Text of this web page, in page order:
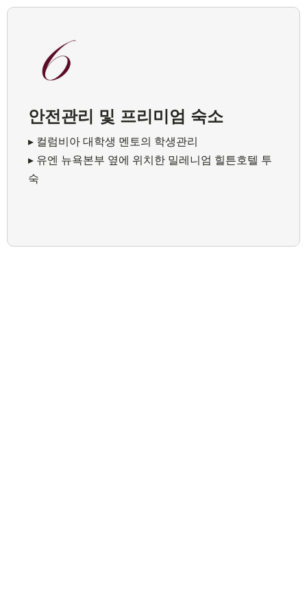
안전관리 및 프리미엄 숙소
▸ 컬럼비아 대학생 멘토의 학생관리
▸ 유엔 뉴욕본부 옆에 위치한 밀레니엄 힐튼호텔 투
숙